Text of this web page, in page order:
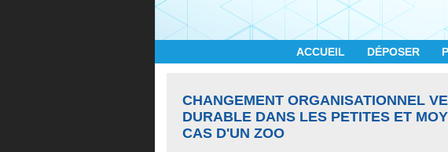
ACCUEIL DÉPOSER
CHANGEMENT ORGANISATIONNEL
DURABLE DANS LES PETITES ET
CAS D'UN ZOO